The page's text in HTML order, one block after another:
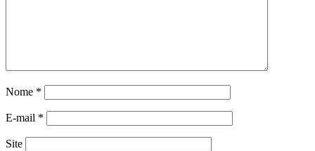
Nome *
E-mail *
Site